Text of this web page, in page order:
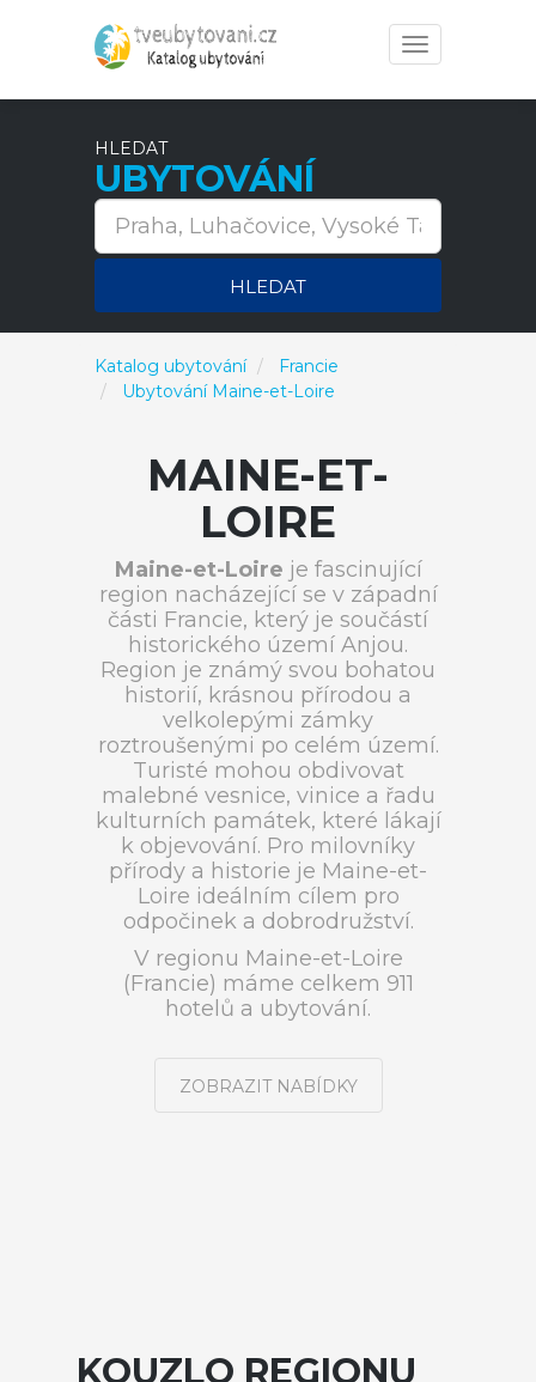
Toggle
navigation
HLEDAT
UBYTOVÁNÍ
HLEDAT
Katalog ubytování
Francie
Ubytování Maine-et-Loire
MAINE-ET-
LOIRE
Maine-et-Loire je fascinující
region nacházející se v západní
části Francie, který je součástí
historického území Anjou.
Region je známý svou bohatou
historií, krásnou přírodou a
velkolepými zámky
roztroušenými po celém území.
Turisté mohou obdivovat
malebné vesnice, vinice a řadu
kulturních památek, které lákají
k objevování. Pro milovníky
přírody a historie je Maine-et-
Loire ideálním cílem pro
odpočinek a dobrodružství.
V regionu Maine-et-Loire
(Francie) máme celkem 911
hotelů a ubytování.
ZOBRAZIT NABÍDKY
KOUZLO REGIONU